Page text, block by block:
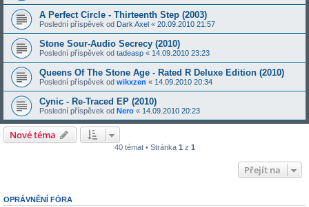
A Perfect Circle - Thirteenth Step (2003)
Poslední příspěvek od Dark Axel « 20.09.2010 21:57
Stone Sour-Audio Secrecy (2010)
Poslední příspěvek od tadeasp « 14.09.2010 23:23
Queens Of The Stone Age - Rated R Deluxe Edition (2010)
Poslední příspěvek od wikxzen « 14.09.2010 20:34
Cynic - Re-Traced EP (2010)
Poslední příspěvek od Nero « 14.09.2010 20:23
Nové téma
40 témat • Stránka 1 z 1
Přejít na
OPRÁVNĚNÍ FÓRA